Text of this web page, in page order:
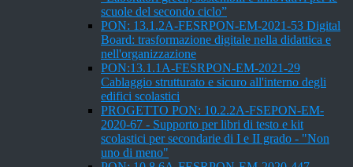
scuole del secondo ciclo”
PON: 13.1.2A-FESRPON-EM-2021-53 Digital
Board: trasformazione digitale nella didattica e
nell'organizzazione
PON:13.1.1A-FESRPON-EM-2021-29
Cablaggio strutturato e sicuro all'interno degli
edifici scolastici
PROGETTO PON: 10.2.2A-FSEPON-EM-
2020-67 - Supporto per libri di testo e kit
scolastici per secondarie di I e II grado - "Non
uno di meno"